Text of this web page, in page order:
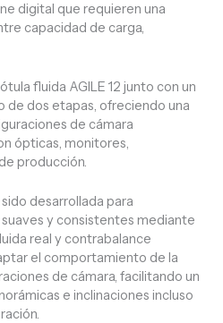
digital que requieren una
capacidad de carga,
fluida AGILE 12 junto con un
dos etapas, ofreciendo una
de cámara
ópticas, monitores,
producción.
desarrollada para
y consistentes mediante
real y contrabalance
el comportamiento de la
de cámara, facilitando un
e inclinaciones incluso